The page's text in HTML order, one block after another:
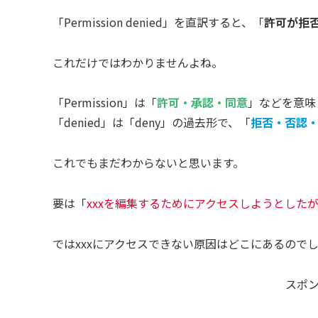
「Permission denied」を直訳すると、「許可が拒
これだけではわかりませんよね。
「Permission」は「許可・承認・同意」などを意
「denied」は「deny」の過去形で、「拒否・否認
これでもまだわからないと思います。
要は「xxxを編集するためにアクセスしようとした
ではxxxにアクセスできない原因はどこにあるので
スポ